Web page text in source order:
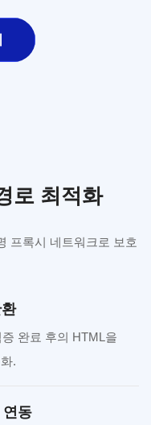
로 최적화
프록시 네트워크로 보호
완료 후의 HTML을
.
동